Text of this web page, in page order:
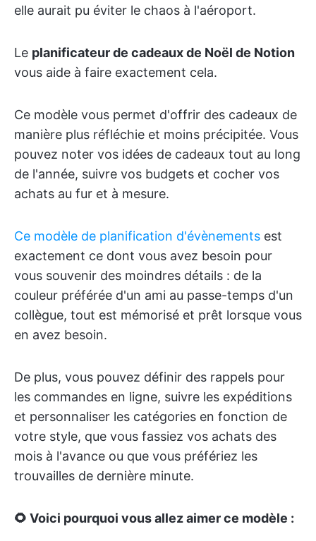
elle aurait pu éviter le chaos à l'aéroport.
Le planificateur de cadeaux de Noël de Notion
vous aide à faire exactement cela.
Ce modèle vous permet d'offrir des cadeaux de
manière plus réfléchie et moins précipitée. Vous
pouvez noter vos idées de cadeaux tout au long
de l'année, suivre vos budgets et cocher vos
achats au fur et à mesure.
Ce modèle de planification d'évènements est
exactement ce dont vous avez besoin pour
vous souvenir des moindres détails : de la
couleur préférée d'un ami au passe-temps d'un
collègue, tout est mémorisé et prêt lorsque vous
en avez besoin.
De plus, vous pouvez définir des rappels pour
les commandes en ligne, suivre les expéditions
et personnaliser les catégories en fonction de
votre style, que vous fassiez vos achats des
mois à l'avance ou que vous préfériez les
trouvailles de dernière minute.
🌻 Voici pourquoi vous allez aimer ce modèle :